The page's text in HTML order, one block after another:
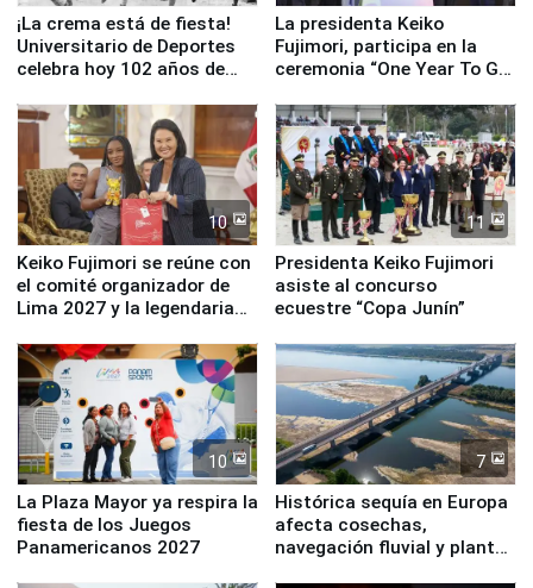
¡La crema está de fiesta!
Universitario de Deportes
celebra hoy 102 años de
La presidenta Keiko
Fujimori, participa en la
ceremonia “One Year To Go
10
Keiko Fujimori se reúne con
el comité organizador de
Lima 2027 y la legendaria
11
Presidenta Keiko Fujimori
asiste al concurso
ecuestre “Copa Junín”
10
La Plaza Mayor ya respira la
fiesta de los Juegos
Panamericanos 2027
7
Histórica sequía en Europa
afecta cosechas,
navegación fluvial y plantas